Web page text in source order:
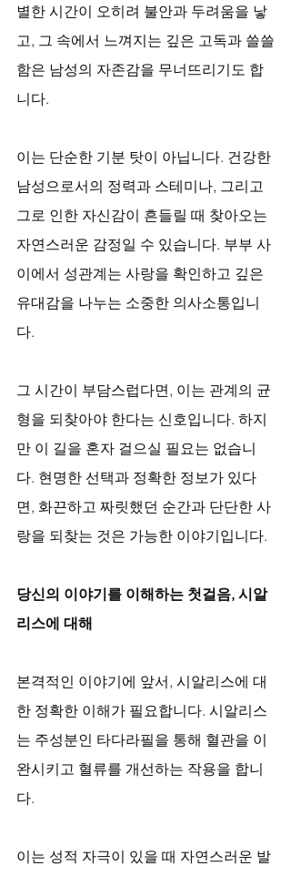
별한 시간이 오히려 불안과 두려움을 낳
고, 그 속에서 느껴지는 깊은 고독과 쓸쓸
함은 남성의 자존감을 무너뜨리기도 합
니다.
이는 단순한 기분 탓이 아닙니다. 건강한
남성으로서의 정력과 스테미나, 그리고
그로 인한 자신감이 흔들릴 때 찾아오는
자연스러운 감정일 수 있습니다. 부부 사
이에서 성관계는 사랑을 확인하고 깊은
유대감을 나누는 소중한 의사소통입니
다.
그 시간이 부담스럽다면, 이는 관계의 균
형을 되찾아야 한다는 신호입니다. 하지
만 이 길을 혼자 걸으실 필요는 없습니
다. 현명한 선택과 정확한 정보가 있다
면, 화끈하고 짜릿했던 순간과 단단한 사
랑을 되찾는 것은 가능한 이야기입니다.
당신의 이야기를 이해하는 첫걸음, 시알
리스에 대해
본격적인 이야기에 앞서, 시알리스에 대
한 정확한 이해가 필요합니다. 시알리스
는 주성분인 타다라필을 통해 혈관을 이
완시키고 혈류를 개선하는 작용을 합니
다.
이는 성적 자극이 있을 때 자연스러운 발